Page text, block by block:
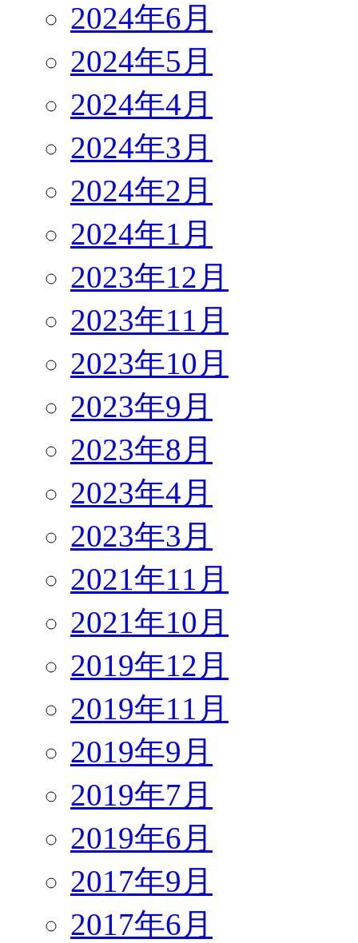
2024年6月
2024年5月
2024年4月
2024年3月
2024年2月
2024年1月
2023年12月
2023年11月
2023年10月
2023年9月
2023年8月
2023年4月
2023年3月
2021年11月
2021年10月
2019年12月
2019年11月
2019年9月
2019年7月
2019年6月
2017年9月
2017年6月